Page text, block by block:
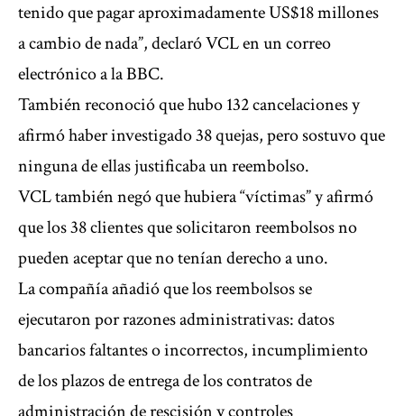
tenido que pagar aproximadamente US$18 millones
a cambio de nada”, declaró VCL en un correo
electrónico a la BBC.
También reconoció que hubo 132 cancelaciones y
afirmó haber investigado 38 quejas, pero sostuvo que
ninguna de ellas justificaba un reembolso.
VCL también negó que hubiera “víctimas” y afirmó
que los 38 clientes que solicitaron reembolsos no
pueden aceptar que no tenían derecho a uno.
La compañía añadió que los reembolsos se
ejecutaron por razones administrativas: datos
bancarios faltantes o incorrectos, incumplimiento
de los plazos de entrega de los contratos de